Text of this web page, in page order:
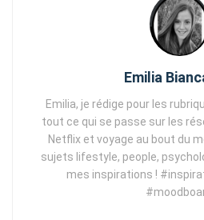
Emilia
Emilia, je rédige pour les
tout ce qui se passe sur les
Netflix et voyage au bout du
sujets lifestyle, people,
mes inspirations !